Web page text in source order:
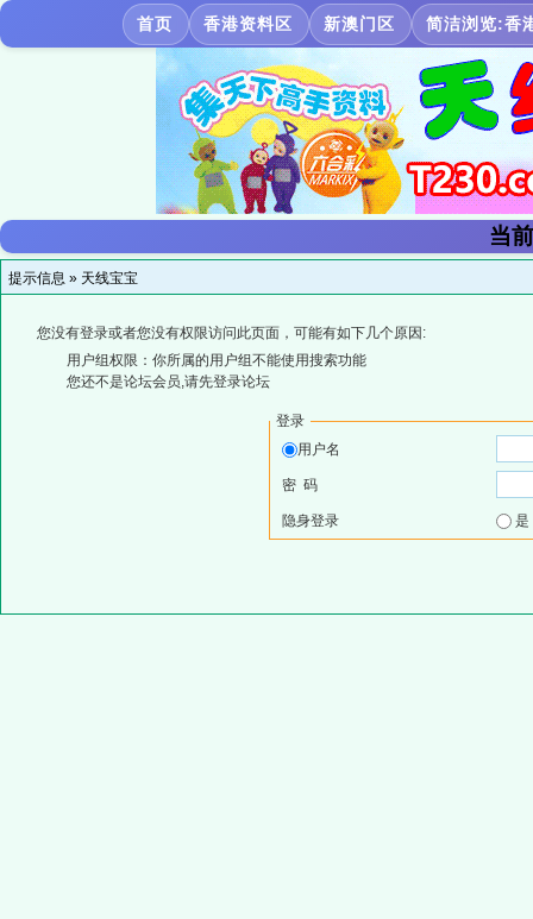
首页 香港资料区 新澳门区 简洁浏览:香
当
提示信息 » 天线宝宝
您没有登录或者您没有权限访问此页面，可能有如下几个原因:
用户组权限：你所属的用户组不能使用搜索功能
您还不是论坛会员,请先登录论坛
登录
用户名
密 码
隐身登录